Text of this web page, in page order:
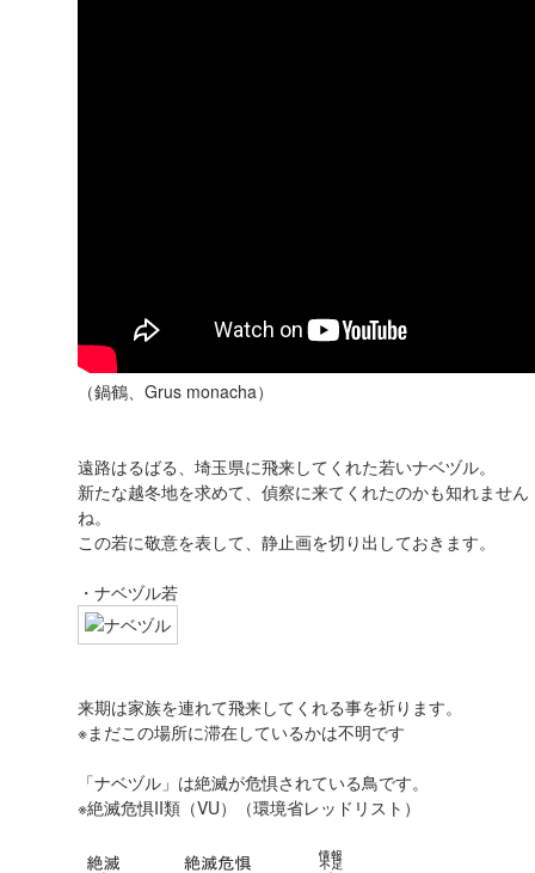
（鍋鶴、Grus monacha）
遠路はるばる、埼玉県に飛来してくれた若いナベヅル。
新たな越冬地を求めて、偵察に来てくれたのかも知れません
ね。
この若に敬意を表して、静止画を切り出しておきます。
・ナベヅル若
来期は家族を連れて飛来してくれる事を祈ります。
※まだこの場所に滞在しているかは不明です
「ナベヅル」は絶滅が危惧されている鳥です。
※絶滅危惧II類（VU）（環境省レッドリスト）